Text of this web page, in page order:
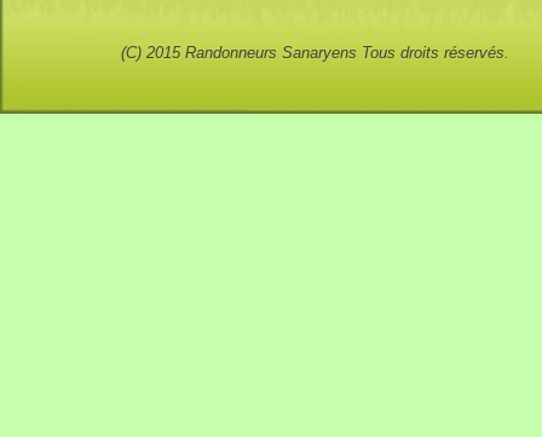
(C) 2015 Randonneurs Sanaryens Tous droits réservés.